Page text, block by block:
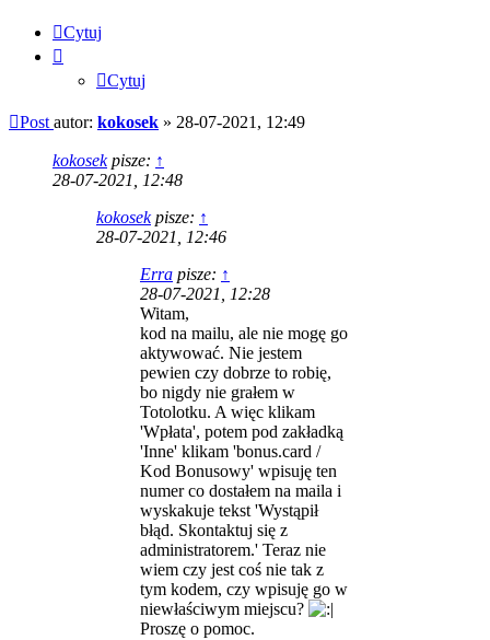
Cytuj
Cytuj
Post autor: kokosek » 28-07-2021, 12:49
kokosekpisze: ↑
28-07-2021, 12:48
kokosekpisze: ↑
28-07-2021, 12:46
Erra pisze: ↑
28-07-2021, 12:28
Witam,
kod na mailu, ale nie mogę go
aktywować. Nie jestem
pewien czy dobrze to robię,
bo nigdy nie grałem w
Totolotku. A więc klikam
'Wpłata', potem pod zakładką
'Inne' klikam 'bonus.card /
Kod Bonusowy' wpisuję ten
numer co dostałem na maila i
wyskakuje tekst 'Wystąpił
błąd. Skontaktuj się z
administratorem.' Teraz nie
wiem czy jest coś nie tak z
tym kodem, czy wpisuję go w
niewłaściwym miejscu?
Proszę o pomoc.